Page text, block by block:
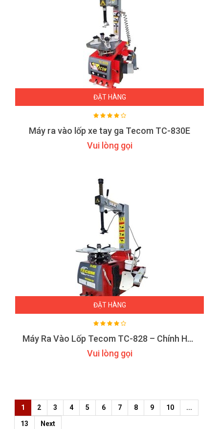
ĐẶT HÀNG
Máy ra vào lốp xe tay ga Tecom TC-830E
Vui lòng gọi
ĐẶT HÀNG
Máy Ra Vào Lốp Tecom TC-828 – Chính Hãng
Vui lòng gọi
1 2 3 4 5 6 7 8 9 10 ...
13 Next